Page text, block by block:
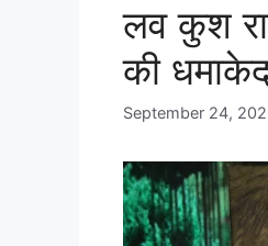
लव कुश
की
September 24,